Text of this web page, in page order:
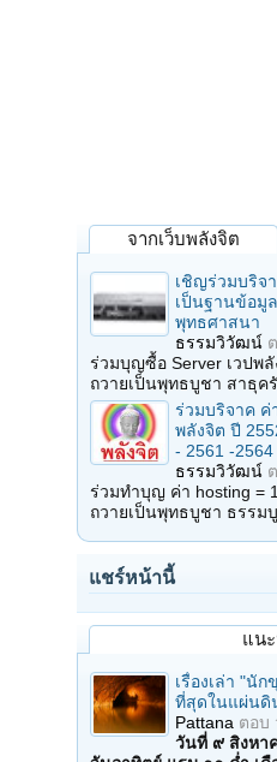
จากเว็บพลังจิต
เชิญร่วมบริจ
เป็นฐานข้อมู
พุทธศาสนา
ธรรมวิวัฒน์
ร่วมบุญซื้อ Server เวปพ
ถวายเป็นพุทธบูชา สาธุค
ร่วมบริจาค ค่
พลังจิต ปี
- 2561 -2564
ธรรมวิวัฒน์
ร่วมทำบุญ ค่า hosting =
ถวายเป็นพุทธบูชา ธรรม
แชร์หน้านี้
แน
เรื่องเล่า "นั
ที่สุดในแผ่นดิ
Pattana ตอบ
วันที่ ๙ สิงหา